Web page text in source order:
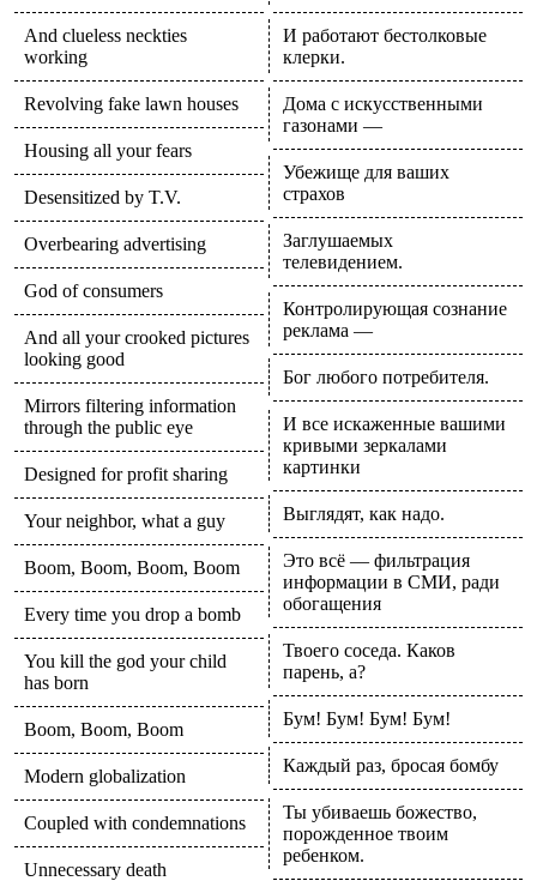
And clueless neckties
working
Revolving fake lawn houses
Housing all your fears
Desensitized by T.V.
Overbearing advertising
God of consumers
And all your crooked pictures
looking good
Mirrors filtering information
through the public eye
Designed for profit sharing
Your neighbor, what a guy
Boom, Boom, Boom, Boom
Every time you drop a bomb
You kill the god your child
has born
Boom, Boom, Boom
Modern globalization
Coupled with condemnations
Unnecessary death
И работают бестолковые
клерки.
Дома с искусственными
газонами —
Убежище для ваших
страхов
Заглушаемых
телевидением.
Контролирующая сознание
реклама —
Бог любого потребителя.
И все искаженные вашими
кривыми зеркалами
картинки
Выглядят, как надо.
Это всё — фильтрация
информации в СМИ, ради
обогащения
Твоего соседа. Каков
парень, а?
Бум! Бум! Бум! Бум!
Каждый раз, бросая бомбу
Ты убиваешь божество,
порожденное твоим
ребенком.